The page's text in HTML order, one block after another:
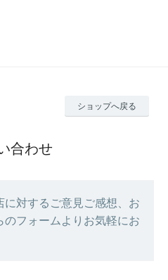
ショップへ戻る
合わせ
対するご意見ご感想、お
のフォームよりお気軽にお